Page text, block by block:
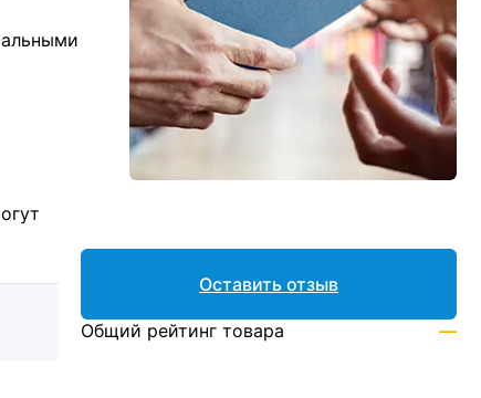
Оставить отзыв
Общий рейтинг товара —